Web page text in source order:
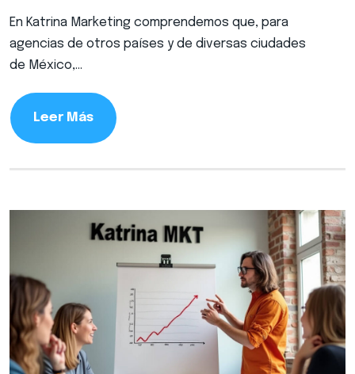
En Katrina Marketing comprendemos que, para
agencias de otros países y de diversas ciudades
de México,…
Leer Más